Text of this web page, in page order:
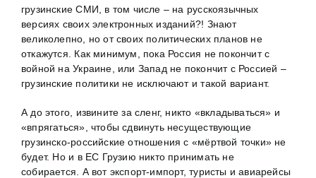
грузинские СМИ, в том числе – на русскоязычных
версиях своих электронных изданий?! Знают
великолепно, но от своих политических планов не
откажутся. Как минимум, пока Россия не покончит с
войной на Украине, или Запад не покончит с Россией –
грузинские политики не исключают и такой вариант.
А до этого, извините за сленг, никто «вкладываться» и
«впрягаться», чтобы сдвинуть несуществующие
грузинско-российские отношения с «мёртвой точки» не
будет. Но и в ЕС Грузию никто принимать не
собирается. А вот экспорт-импорт, туристы и авиарейсы